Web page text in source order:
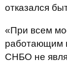
отказался
«При всем
работающим
СНБО не